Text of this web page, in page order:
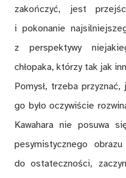
zakończyć, jest
i pokonanie
z perspektywy
chłopaka, którzy tak jak
Pomysł, trzeba
go było oczywiście
Kawahara nie posuwa
pesymistycznego
do ostateczności,